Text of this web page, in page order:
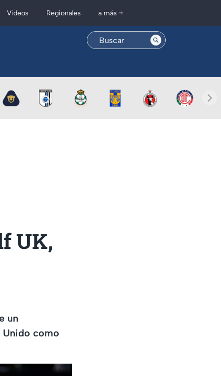
Videos Regionales a más +
UK,
un
Unido como